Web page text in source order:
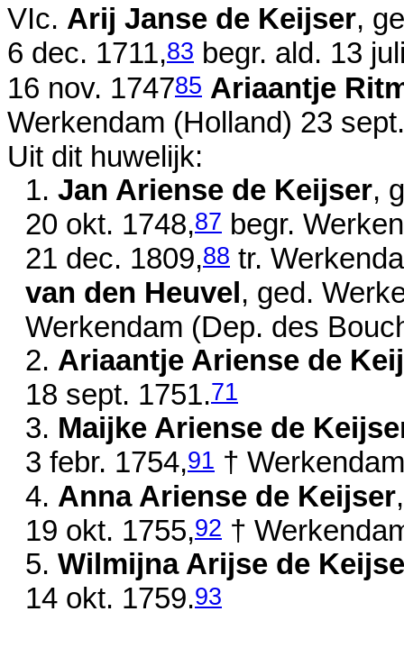
VIc. Arij Janse de Keijser,
6 dec. 1711,83 begr. ald. 13
16 nov. 174785 Ariaantje
Werkendam (Holland) 23
Uit dit huwelijk:
1. Jan Ariense de Keijser,
20 okt. 1748,87 begr.
21 dec. 1809,88 tr.
van den Heuvel , ged.
Werkendam (Dep. des
2. Ariaantje Ariense de
18 sept. 1751.71
3. Maijke Ariense de
3 febr. 1754,91 †
4. Anna Ariense de Keijser
19 okt. 1755,92 †
5. Wilmijna Arijse de
14 okt. 1759.93